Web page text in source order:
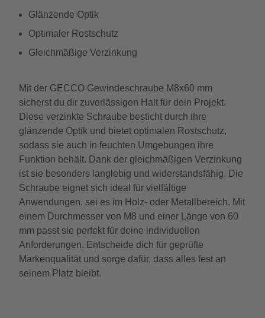
Glänzende Optik
Optimaler Rostschutz
Gleichmäßige Verzinkung
Mit der GECCO Gewindeschraube M8x60 mm
sicherst du dir zuverlässigen Halt für dein Projekt.
Diese verzinkte Schraube besticht durch ihre
glänzende Optik und bietet optimalen Rostschutz,
sodass sie auch in feuchten Umgebungen ihre
Funktion behält. Dank der gleichmäßigen Verzinkung
ist sie besonders langlebig und widerstandsfähig. Die
Schraube eignet sich ideal für vielfältige
Anwendungen, sei es im Holz- oder Metallbereich. Mit
einem Durchmesser von M8 und einer Länge von 60
mm passt sie perfekt für deine individuellen
Anforderungen. Entscheide dich für geprüfte
Markenqualität und sorge dafür, dass alles fest an
seinem Platz bleibt.